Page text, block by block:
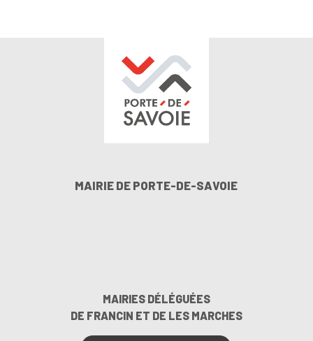
MAIRIE DE PORTE-DE-SAVOIE
MAIRIES DÉLÉGUÉES
DE FRANCIN ET DE LES MARCHES